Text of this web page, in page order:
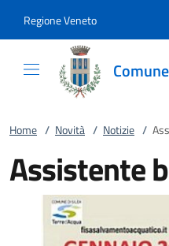
Regione Veneto
Home / Novità / Notizie /
Assistente